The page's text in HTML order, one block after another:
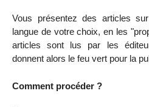
Vous présentez des articles
langue de votre choix, en les
articles sont lus par les
donnent alors le feu vert pour la
Comment procéder ?